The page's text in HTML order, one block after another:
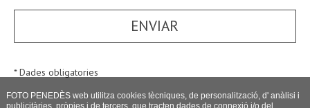
ENVIAR
* Dades obligatories
FOTO PENEDÈS web utilitza cookies tècniques, de personalització, d' anàlisi i
publicitàries, pròpies i de tercers, que tracten dades de connexió i/o del